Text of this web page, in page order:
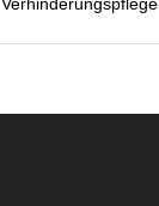
Verhinderungspflege